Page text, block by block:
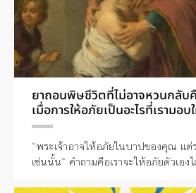
ยาถอนพิษชีวิตที่ไม่อาจหวนกลับคื
เมื่อการให้อภัยเป็นอะไรที่เรามอบ
“พระเจ้าอาจให้อภัยในบาปของคุณ แ
เช่นนั้น” คำถามคือเราจะให้อภัยตัวเอง